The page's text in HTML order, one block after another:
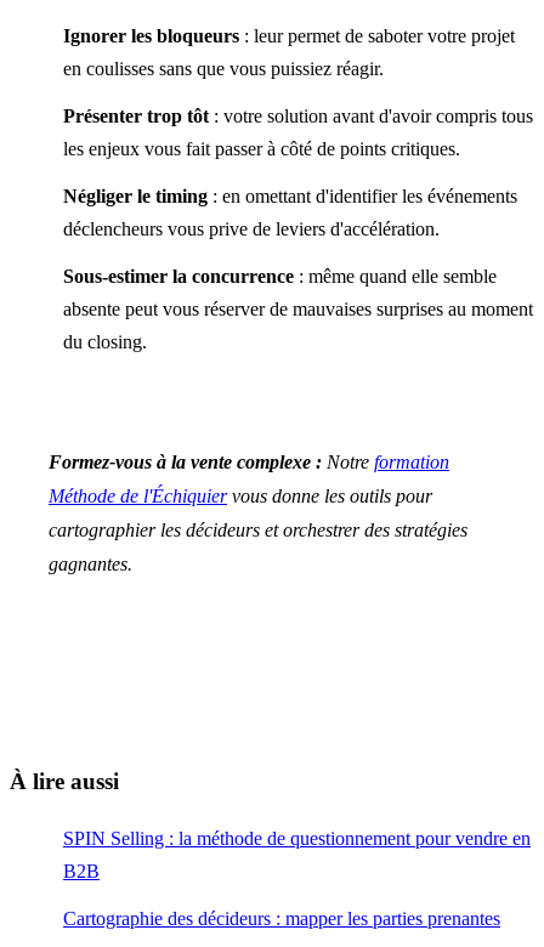
Ignorer les bloqueurs : leur permet de saboter votre projet
en coulisses sans que vous puissiez réagir.
Présenter trop tôt : votre solution avant d'avoir compris tous
les enjeux vous fait passer à côté de points critiques.
Négliger le timing : en omettant d'identifier les événements
déclencheurs vous prive de leviers d'accélération.
Sous-estimer la concurrence : même quand elle semble
absente peut vous réserver de mauvaises surprises au moment
du closing.
Formez-vous à la vente complexe : Notre formation
Méthode de l'Échiquiervous donne les outils pour
cartographier les décideurs et orchestrer des stratégies
gagnantes.
À lire aussi
SPIN Selling : la méthode de questionnement pour vendre en
B2B
Cartographie des décideurs : mapper les parties prenantes